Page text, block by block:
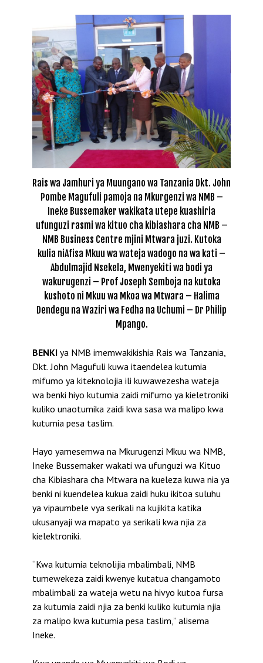
Rais wa Jamhuri ya Muungano wa Tanzania Dkt. John
Pombe Magufuli pamoja na Mkurgenzi wa NMB –
Ineke Bussemaker wakikata utepe kuashiria
ufunguzi rasmi wa kituo cha kibiashara cha NMB –
NMB Business Centre mjini Mtwara juzi. Kutoka
kulia niAfisa Mkuu wa wateja wadogo na wa kati –
Abdulmajid Nsekela, Mwenyekiti wa bodi ya
wakurugenzi – Prof Joseph Semboja na kutoka
kushoto ni Mkuu wa Mkoa wa Mtwara – Halima
Dendegu na Waziri wa Fedha na Uchumi – Dr Philip
Mpango.
BENKI ya NMB imemwakikishia Rais wa Tanzania,
Dkt. John Magufuli kuwa itaendelea kutumia
mifumo ya kiteknolojia ili kuwawezesha wateja
wa benki hiyo kutumia zaidi mifumo ya kieletroniki
kuliko unaotumika zaidi kwa sasa wa malipo kwa
kutumia pesa taslim.
Hayo yamesemwa na Mkurugenzi Mkuu wa NMB,
Ineke Bussemaker wakati wa ufunguzi wa Kituo
cha Kibiashara cha Mtwara na kueleza kuwa nia ya
benki ni kuendelea kukua zaidi huku ikitoa suluhu
ya vipaumbele vya serikali na kujikita katika
ukusanyaji wa mapato ya serikali kwa njia za
kielektroniki.
“Kwa kutumia teknolijia mbalimbali, NMB
tumewekeza zaidi kwenye kutatua changamoto
mbalimbali za wateja wetu na hivyo kutoa fursa
za kutumia zaidi njia za benki kuliko kutumia njia
za malipo kwa kutumia pesa taslim,” alisema
Ineke.